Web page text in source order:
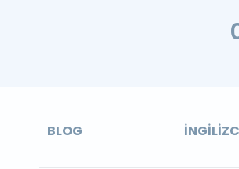
BLOG